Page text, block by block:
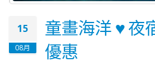
15
08月
童畫海洋 ♥ 夜
優惠